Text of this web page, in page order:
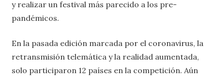
y realizar un festival más parecido a los pre-
pandémicos.
En la pasada edición marcada por el coronavirus, la
retransmisión telemática y la realidad aumentada,
solo participaron 12 países en la competición. Aún